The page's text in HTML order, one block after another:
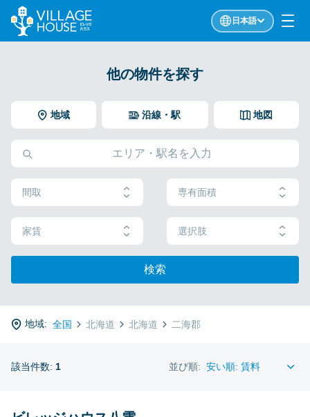
日本語
他の物件を探す
地域 地図
沿線・駅
間取 専有面積
家賃 選択肢
検索
地域: 全国 北海道 北海道 二海郡
該当件数: 1 並び順: